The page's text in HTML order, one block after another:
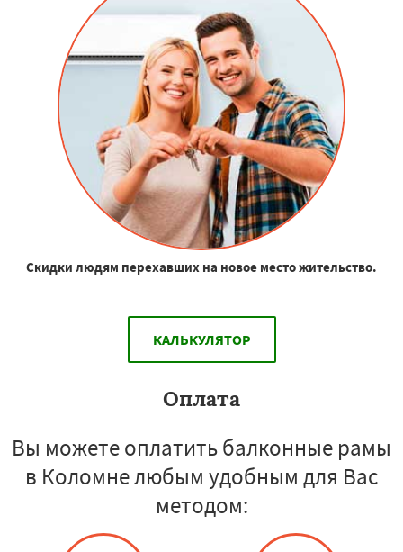
Скидки людям перехавших на новое место жительство.
КАЛЬКУЛЯТОР
Оплата
Вы можете оплатить балконные рамы
в Коломне любым удобным для Вас
методом: